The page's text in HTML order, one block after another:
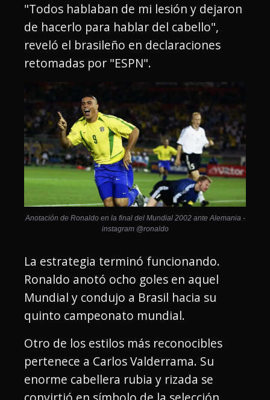
"Todos hablaban de mi lesión y dejaron
de hacerlo para hablar del cabello",
reveló el brasileño en declaraciones
retomadas por "ESPN".
Anotación de Ronaldo en la final del Mundial 2002 ante Alemania -
instagram @ronaldo
La estrategia terminó funcionando.
Ronaldo anotó ocho goles en aquel
Mundial y condujo a Brasil hacia su
quinto campeonato mundial.
Otro de los estilos más reconocibles
pertenece a Carlos Valderrama. Su
enorme cabellera rubia y rizada se